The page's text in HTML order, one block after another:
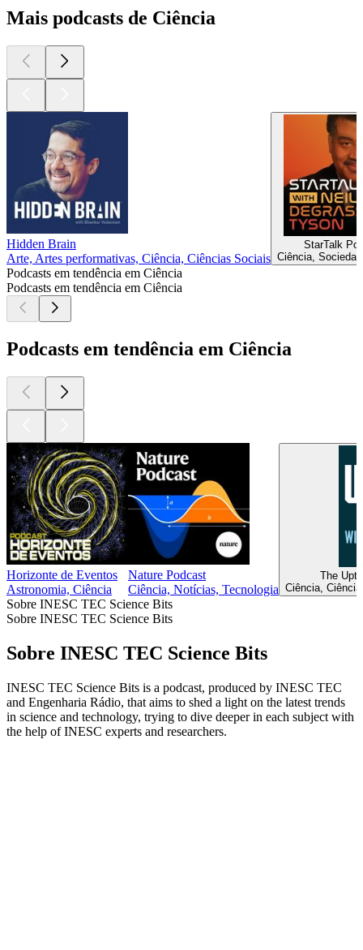
Mais podcasts de Ciência
Hidden Brain
Arte, Artes performativas, Ciência, Ciências Sociais
StarTalk
Ciência,
Podcasts em tendência em Ciência
Podcasts em tendência em Ciência
Podcasts em tendência em Ciência
Horizonte de Eventos
Astronomia, Ciência
Nature Podcast
Ciência, Notícias, Tecnologia
The
Ciência,
Sobre INESC TEC Science Bits
Sobre INESC TEC Science Bits
Sobre INESC TEC Science Bits
INESC TEC Science Bits is a podcast, produced by INESC TEC
and Engenharia Rádio, that aims to shed a light on the latest trends
in science and technology, trying to dive deeper in each subject with
the help of INESC experts and researchers.